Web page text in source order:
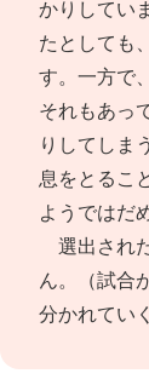
かりしてい
たとしても
す。一方で
それもあっ
りしてしま
息をとるこ
ようではだ
選出され
ん。（試合
分かれてい